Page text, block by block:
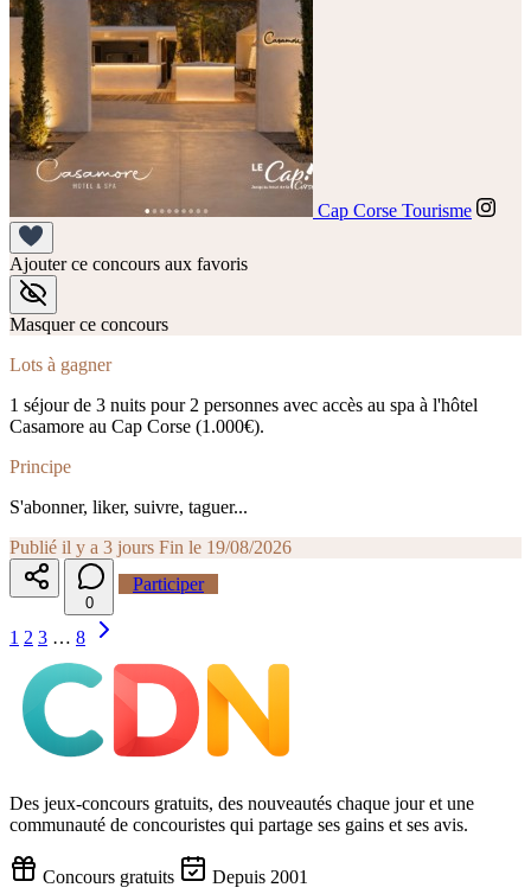
Cap Corse Tourisme
Ajouter ce concours aux favoris
Masquer ce concours
Lots à gagner
1 séjour de 3 nuits pour 2 personnes avec accès au spa à l'hôtel
Casamore au Cap Corse (1.000€).
Principe
S'abonner, liker, suivre, taguer...
Publié il y a 3 jours Fin le 19/08/2026
0
Participer
1 2 3 … 8
Des jeux-concours gratuits, des nouveautés chaque jour et une
communauté de concouristes qui partage ses gains et ses avis.
Concours gratuits Depuis 2001